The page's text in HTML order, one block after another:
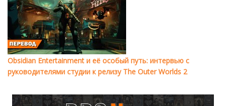
Obsidian Entertainment и её особый путь: интервью с
руководителями студии к релизу The Outer Worlds 2